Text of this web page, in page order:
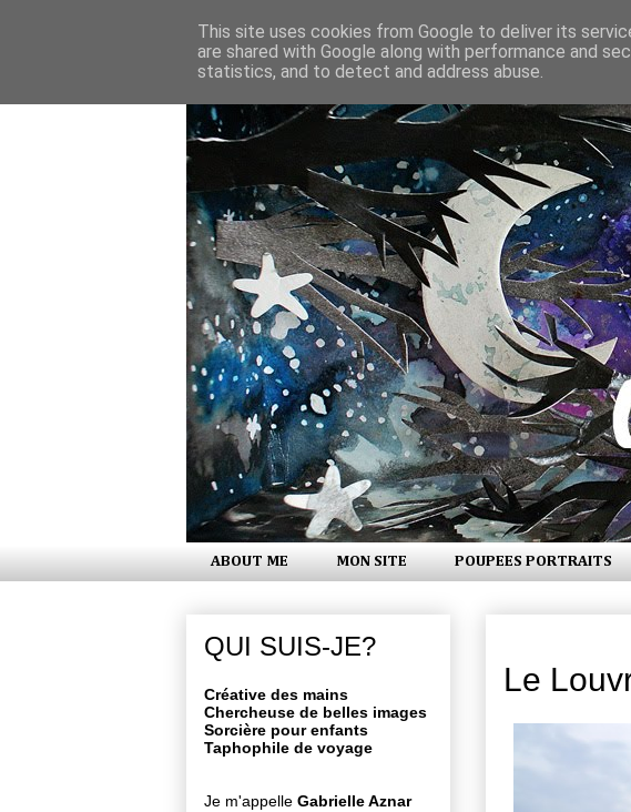
ABOUT ME MON SITE POUPEES PORTRAITS
Le
QUI SUIS-JE?
Créative des mains
Chercheuse de belles images
Sorcière pour enfants
Taphophile de voyage
Je m'appelle Gabrielle Aznar
This site uses cookies from Google to deliver its
are shared with Google along with performance and
statistics, and to detect and address abuse.